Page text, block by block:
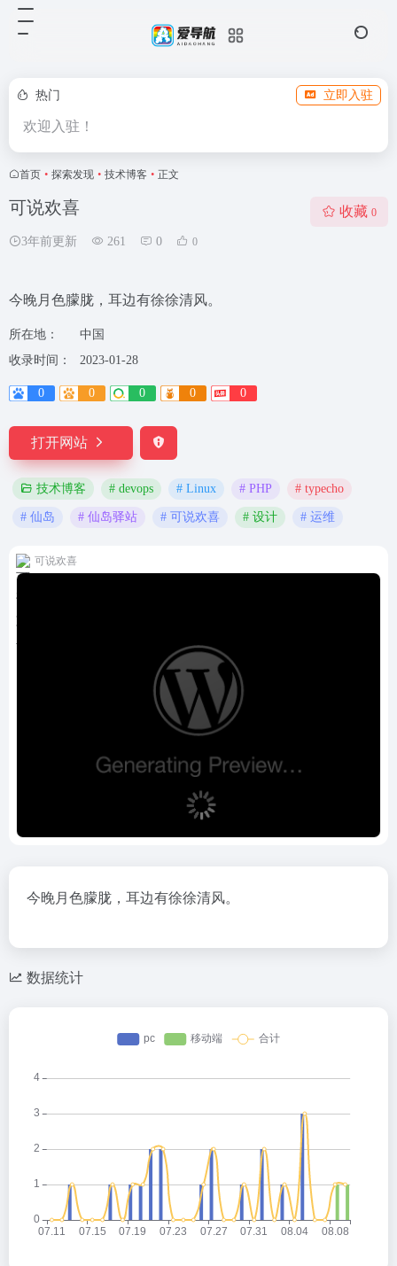
热门 立即入驻
欢迎入驻！
首页 • 探索发现 • 技术博客 • 正文
可说欢喜
3年前更新 261 0 0
收藏 0
今晚月色朦胧，耳边有徐徐清风。
所在地：
中国
收录时间：
2023-01-28
0 0 0 0 0
打开网站
技术博客 # devops # Linux # PHP # typecho
# 仙岛 # 仙岛驿站 # 可说欢喜 # 设计 # 运维
可说欢喜
今晚月色朦胧，耳边有徐徐清风。
数据统计